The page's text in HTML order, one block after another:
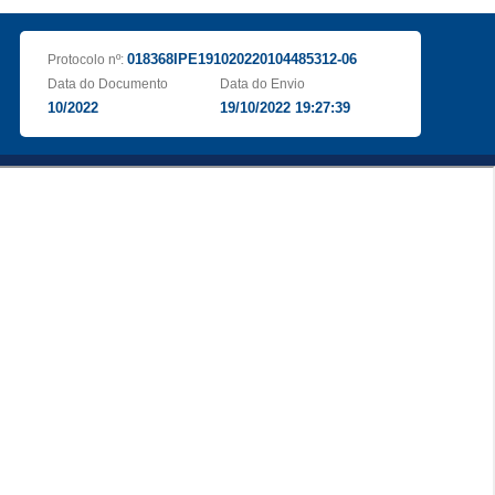
Protocolo nº: 018368IPE191020220104485312-06
Data do Documento
10/2022
Data do Envio
19/10/2022 19:27:39